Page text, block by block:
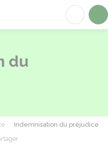
du
Indemnisation du préjudice